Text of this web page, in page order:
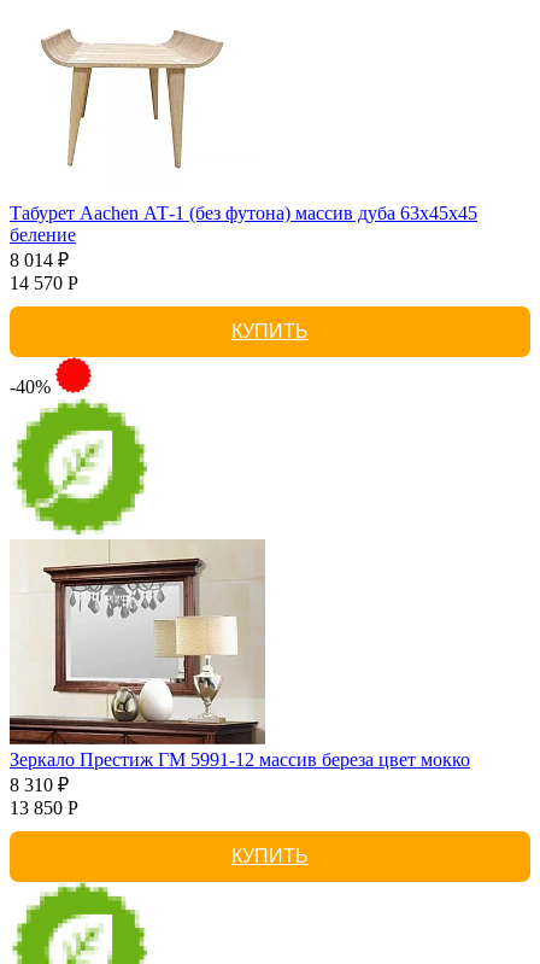
Табурет Aachen АТ-1 (без футона) массив дуба 63х45х45
беление
8 014 ₽
14 570 Р
КУПИТЬ
-40%
Зеркало Престиж ГМ 5991-12 массив береза цвет мокко
8 310 ₽
13 850 Р
КУПИТЬ